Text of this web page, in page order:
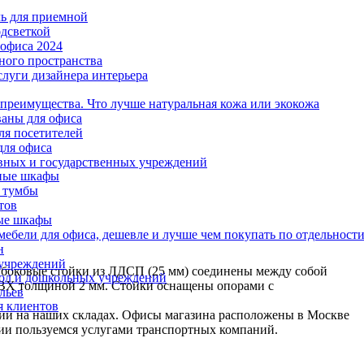
для приемной
2024
пространства
дизайнера интерьера
Что лучше натуральная кожа или экокожа
для офиса
посетителей
офиса
и государственных учреждений
шкафы
тумбы
шкафы
для офиса, дешевле и лучше чем покупать по отдельности
и дошкольных учреждений
клиентов
боковые стойки из ЛДСП (25 мм) соединены между собой
толщиной 2 мм. Стойки оснащены опорами с
на наших складах. Офисы магазина расположены в Москве
пользуемся услугами транспортных компаний.